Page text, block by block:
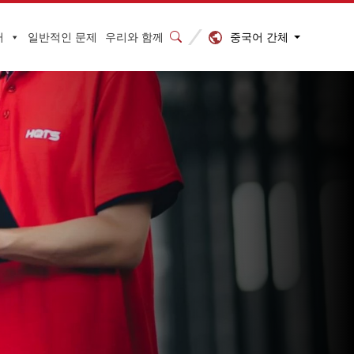
일반적인 문제 우리와 함께 중국어 간체